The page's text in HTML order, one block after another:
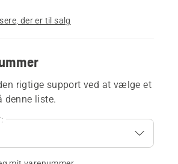
der er til salg
rigtige support ved at vælge et
denne liste.